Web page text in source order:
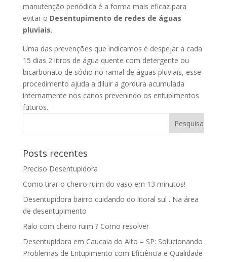
manutenção periódica é a forma mais eficaz para
evitar o Desentupimento de redes de águas
pluviais.
Uma das prevenções que indicamos é despejar a cada
15 dias 2 litros de água quente com detergente ou
bicarbonato de sódio no ramal de águas pluviais, esse
procedimento ajuda a diluir a gordura acumulada
internamente nos canos prevenindo os entupimentos
futuros.
Posts recentes
Preciso Desentupidora
Como tirar o cheiro ruim do vaso em 13 minutos!
Desentupidora bairro cuidando do litoral sul . Na área
de desentupimento
Ralo com cheiro ruim ? Como resolver
Desentupidora em Caucaia do Alto – SP: Solucionando
Problemas de Entupimento com Eficiência e Qualidade